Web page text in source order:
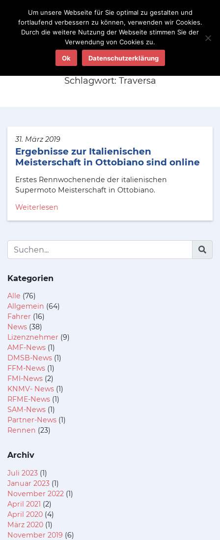
Aktuelles
Schlagwort: Traversa
31. März 2019
Ergebnisse zur Italienischen
Meisterschaft in Ottobiano sind online
Erstes Rennwochenende der italienischen
Supermoto Meisterschaft in Ottobiano.
Weiterlesen
Kategorien
Alle (76)
Allgemein (64)
Fahrer (16)
News (38)
Lizenznehmer (9)
AMF-News (1)
DMSB-News (1)
FFM-News (1)
FMI-News (2)
KNMV- News (1)
RFME-News (1)
SAM-News (1)
Partner-News (1)
Rennen (23)
Archiv
Juli 2023 (1)
Januar 2023 (1)
November 2022 (1)
April 2021 (2)
April 2020 (4)
März 2020 (1)
November 2019 (6)
Um unsere Webseite für Sie optimal zu gestalten und
fortlaufend verbessern zu können, verwenden wir Cookies.
Durch die weitere Nutzung der Webseite stimmen Sie der
Verwendung von Cookies zu.
Ok Datenschutzerklärung